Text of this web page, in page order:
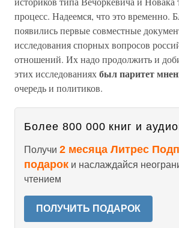
процесс. Надеемся, что это временно.
появились первые совместные
исследования спорных вопросов
отношений. Их надо продолжить и
этих исследованияхбыл паритет
очередь и политиков.
Более 800 000 книг и
Получи 2 месяца Литрес
подарок и наслаждайся
чтением
ПОЛУЧИТЬ ПОДАРОК